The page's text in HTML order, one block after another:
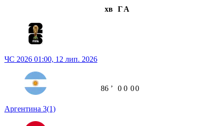
хв ГА
ЧС 2026 01:00, 12 лип. 2026
Аргентина 3(1)
86 ʼ 0 0 00